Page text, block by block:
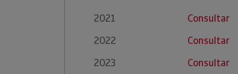
2021
Consultar
2022
Consultar
2023
Consultar